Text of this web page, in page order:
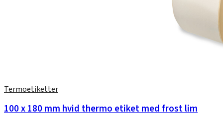
Termoetiketter
100 x 180 mm hvid thermo etiket med frost lim